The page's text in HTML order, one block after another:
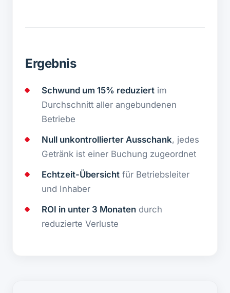
Ergebnis
Schwund um 15% reduziert im
Durchschnitt aller angebundenen
Betriebe
Null unkontrollierter Ausschank, jedes
Getränk ist einer Buchung zugeordnet
Echtzeit-Übersicht für Betriebsleiter
und Inhaber
ROI in unter 3 Monaten durch
reduzierte Verluste